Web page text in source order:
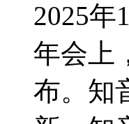
2025年
年会上
布。知